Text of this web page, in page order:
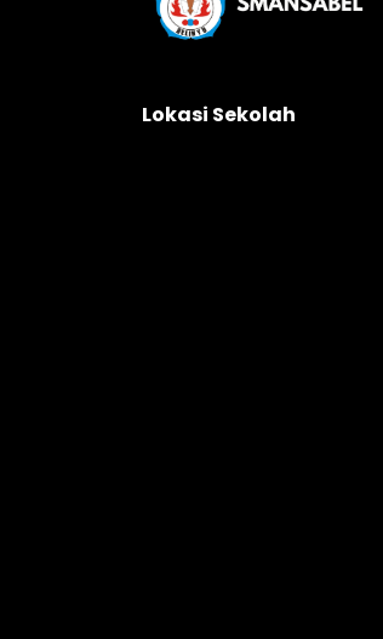
Lokasi Sekolah